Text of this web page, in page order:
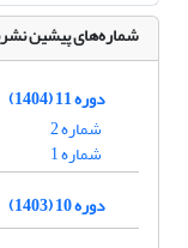
شماره‌های پیشین
دوره 11 (1404)
شماره 2
شماره 1
دوره 10 (1403)